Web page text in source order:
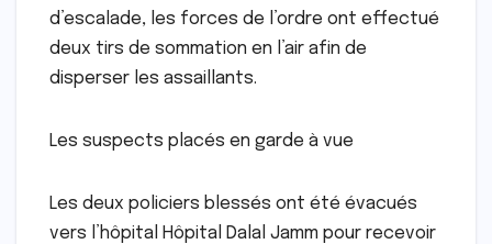
d’escalade, les forces de l’ordre ont effectué
deux tirs de sommation en l’air afin de
disperser les assaillants.
Les suspects placés en garde à vue
Les deux policiers blessés ont été évacués
vers l’hôpital Hôpital Dalal Jamm pour recevoir